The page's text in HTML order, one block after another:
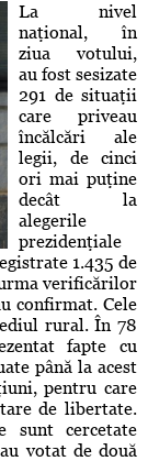
La nivel
naţional, în
ziua votului,
au fost sesizate
291 de situaţii
care priveau
încălcări ale
legii, de cinci
ori mai puţine
decât la
alegerile
prezidenţiale
1.435 de
verificărilor
confirmat. Cele
rural. În 78
fapte cu
până la acest
pentru care
de libertate.
sunt cercetate
votat de două